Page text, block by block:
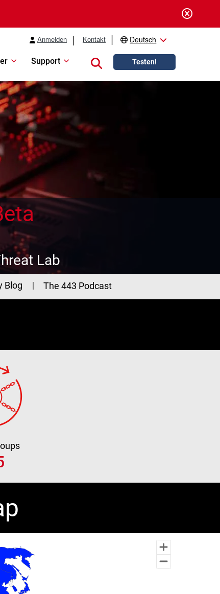
Anmelden Kontakt Deutsch
Support Close search
Testen!
Lab
Blog The 443 Podcast